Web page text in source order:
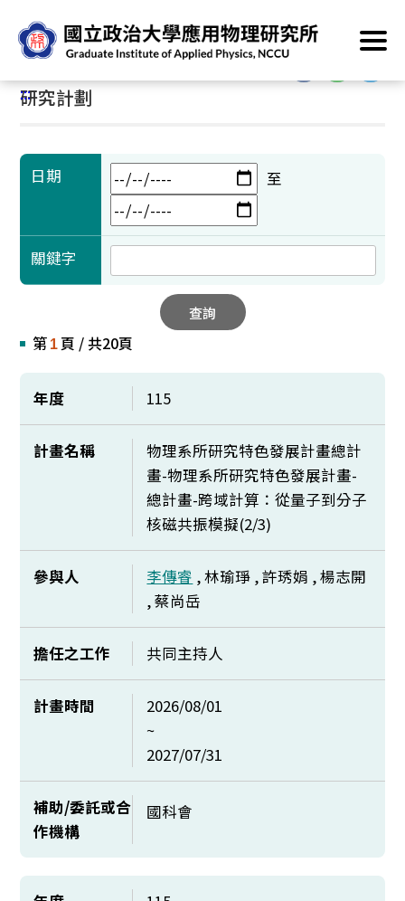
到
主
要
內
塊
首頁 學術成果 研究計劃
:::
研究計劃
日期 至
關鍵字
查詢
第 1 頁 / 共20頁
年度 115
計畫名稱
物理系所研究特色發展計畫總計
畫-物理系所研究特色發展計畫-
總計畫-跨域計算：從量子到分子
核磁共振模擬(2/3)
參與人 李傳睿 , 林瑜琤 , 許琇娟 , 楊志開
, 蔡尚岳
擔任之工作 共同主持人
計畫時間
2026/08/01
~
2027/07/31
補助/委託或合
作機構
國科會